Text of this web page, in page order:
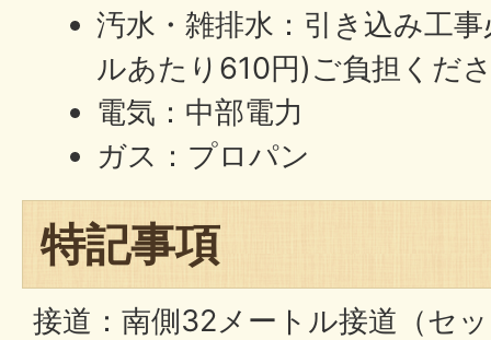
汚水・雑排水：引き込み工
ルあたり610円)ご負担くだ
電気：中部電力
ガス：プロパン
特記事項
接道：南側32メートル接道（セ